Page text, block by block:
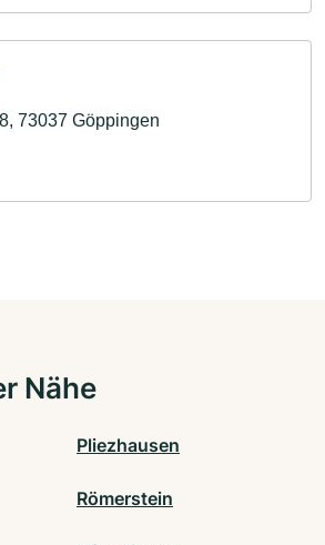
73037 Göppingen
Nähe
Pliezhausen
Römerstein